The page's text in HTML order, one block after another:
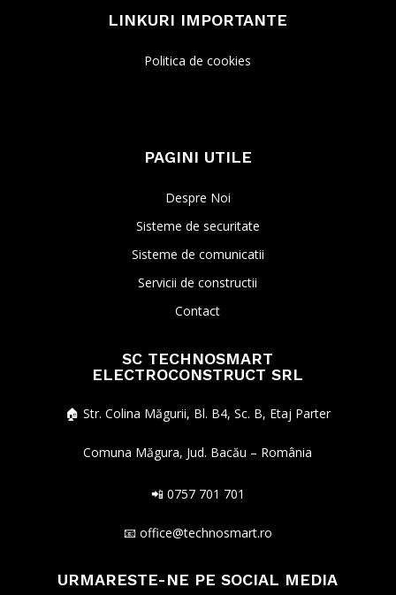
LINKURI IMPORTANTE
Politica de cookies
PAGINI UTILE
Despre Noi
Sisteme de securitate
Sisteme de comunicatii
Servicii de constructii
Contact
SC TECHNOSMART
ELECTROCONSTRUCT SRL
🏠︎ Str. Colina Măgurii, Bl. B4, Sc. B, Etaj Parter
Comuna Măgura, Jud. Bacău – România
📲 0757 701 701
📧 office@technosmart.ro
URMARESTE-NE PE SOCIAL MEDIA